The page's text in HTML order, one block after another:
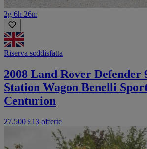
2g 6h 26m
Riserva soddisfatta
2008 Land Rover Defender
Station Wagon Benelli
Centurion
27.500 £13 offerte